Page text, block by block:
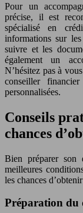
Pour un
précise, il est
spécialisé en
informations sur
suivre et les
également un
N’hésitez pas à
conseiller
personnalisées.
Conseils
chances
Bien préparer son
meilleures
les chances
Préparation du